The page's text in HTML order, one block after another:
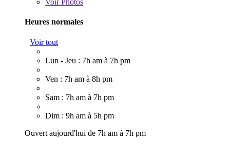
VoirPhotos
Heures normales
Voir tout
Lun - Jeu : 7h am à 7h pm
Ven : 7h am à 8h pm
Sam : 7h am à 7h pm
Dim : 9h am à 5h pm
Ouvert aujourd'hui de 7h am à 7h pm